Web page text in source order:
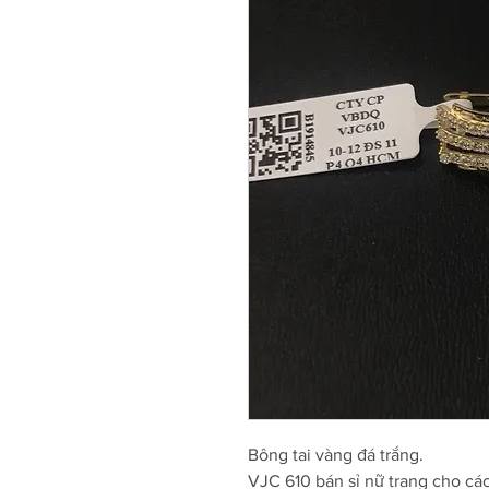
Bông tai vàng đá trắng.
VJC 610 bán sỉ nữ trang cho